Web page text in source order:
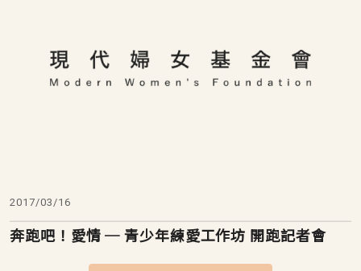
2017/03/16
奔跑吧！愛情 ─ 青少年練愛工作坊 開跑記者會